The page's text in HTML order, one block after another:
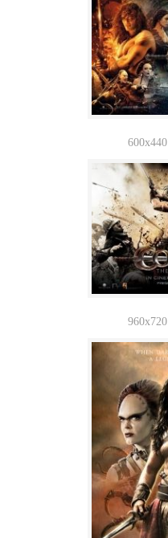
600x440
960x720